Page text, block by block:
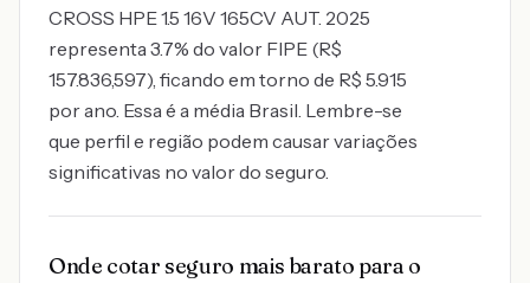
CROSS HPE 1.5 16V 165CV AUT. 2025
representa 3.7% do valor FIPE (R$
157.836,597), ficando em torno de R$ 5.915
por ano. Essa é a média Brasil. Lembre-se
que perfil e região podem causar variações
significativas no valor do seguro.
Onde cotar seguro mais barato para o